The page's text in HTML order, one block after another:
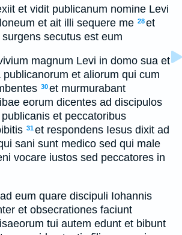
et vidit publicanum nomine Levi
et ait illi sequere me 28et
secutus est eum
magnum Levi in domo sua et
et aliorum qui cum
30et murmurabant
eorum dicentes ad discipulos
et peccatoribus
31et respondens Iesus dixit ad
sani sunt medico sed qui male
vocare iustos sed peccatores in
eum quare discipuli Iohannis
et obsecrationes faciunt
tui autem edunt et bibunt